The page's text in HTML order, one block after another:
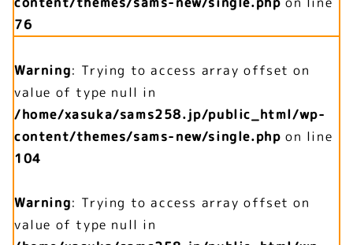
76
Warning: Trying to access array offset on
value of type null in
/home/xasuka/sams258.jp/public_html/wp-
content/themes/sams-new/single.php on line
104
Warning: Trying to access array offset on
value of type null in